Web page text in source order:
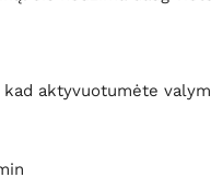
aktyvuotumėte